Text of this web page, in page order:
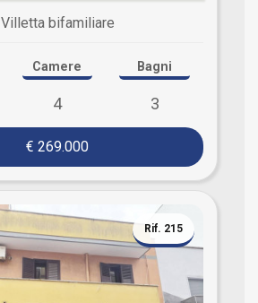
Villetta bifamiliare
Camere
4
Bagni
3
€ 269.000
Rif. 215